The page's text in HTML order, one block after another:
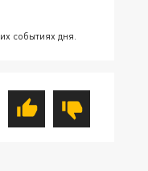
событиях дня.